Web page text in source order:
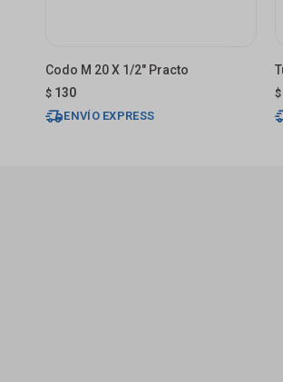
Codo M 20 X 1/2" Practo
$ 130
ENVÍO EXPRESS
$